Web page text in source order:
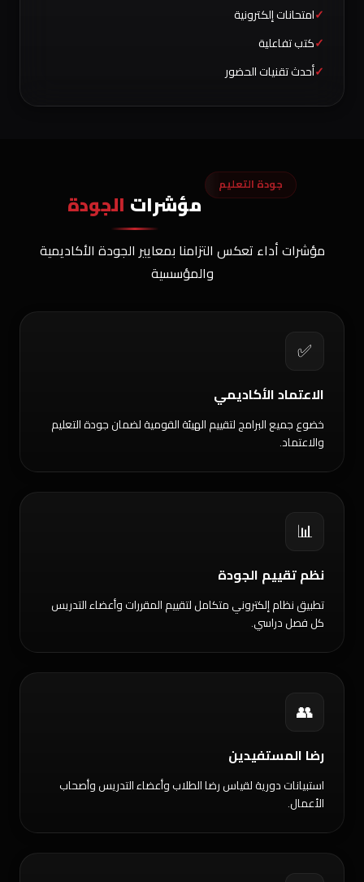
امتحانات إلكترونية
كتب تفاعلية
أحدث تقنيات الحضور
جودة التعليم
مؤشرات الجودة
مؤشرات أداء تعكس التزامنا بمعايير الجودة الأكاديمية
والمؤسسية
✅
الاعتماد الأكاديمي
خضوع جميع البرامج لتقييم الهيئة القومية لضمان جودة التعليم
والاعتماد.
📊
نظم تقييم الجودة
تطبيق نظام إلكتروني متكامل لتقييم المقررات وأعضاء التدريس
كل فصل دراسي.
👥
رضا المستفيدين
استبيانات دورية لقياس رضا الطلاب وأعضاء التدريس وأصحاب
الأعمال.